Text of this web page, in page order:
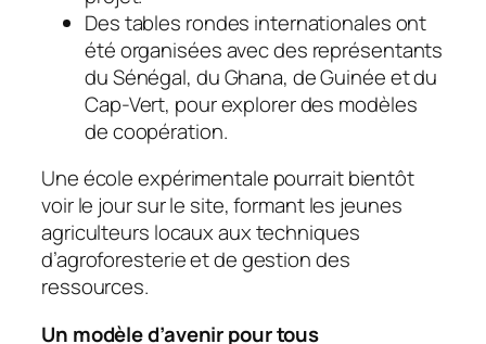
Des tables rondes internationales ont
été organisées avec des représentants
du Sénégal, du Ghana, de Guinée et du
Cap-Vert, pour explorer des modèles
de coopération.
Une école expérimentale pourrait bientôt
voir le jour sur le site, formant les jeunes
agriculteurs locaux aux techniques
d’agroforesterie et de gestion des
ressources.
Un modèle d’avenir pour tous